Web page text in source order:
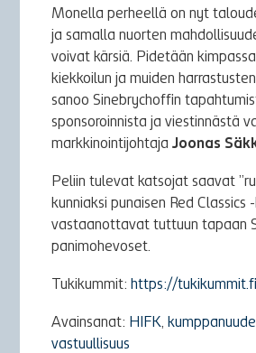
Monella perheellä on nyt
ja samalla nuorten
voivat kärsiä. Pidetään
kiekkoilun ja muiden
sanoo Sinebrychoffin
sponsoroinnista ja viestinnästä
markkinointijohtajaJoonas
Peliin tulevat katsojat saavat
kunniaksi punaisen Red Classics
vastaanottavat tuttuun tapaan
panimohevoset.
Tukikummit: https://
Avainsanat: HIFK,
vastuullisuus